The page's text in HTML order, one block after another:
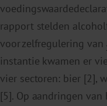
rapport stelden
voor zelfregulering van
instantie kwamen er
vier sectoren: bier [2],
[5]. Op aandringen